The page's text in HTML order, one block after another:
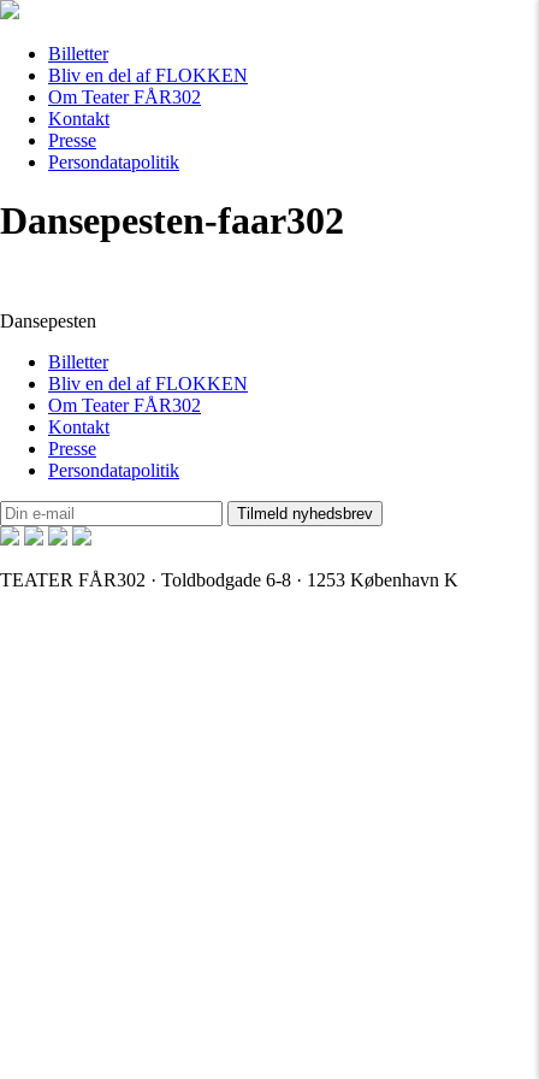
Billetter
Bliv en del af FLOKKEN
Om Teater FÅR302
Kontakt
Presse
Persondatapolitik
Dansepesten-faar302
Dansepesten
Billetter
Bliv en del af FLOKKEN
Om Teater FÅR302
Kontakt
Presse
Persondatapolitik
TEATER FÅR302 · Toldbodgade 6-8 · 1253 København K